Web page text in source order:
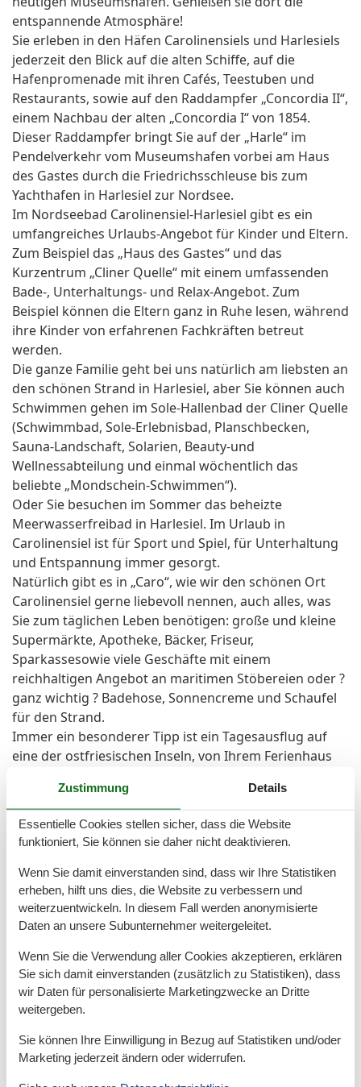
entspannende Atmosphäre!
Sie erleben in den Häfen Carolinensiels und Harlesiels
jederzeit den Blick auf die alten Schiffe, auf die
Hafenpromenade mit ihren Cafés, Teestuben und
Restaurants, sowie auf den Raddampfer „Concordia II“,
einem Nachbau der alten „Concordia I“ von 1854.
Dieser Raddampfer bringt Sie auf der „Harle“ im
Pendelverkehr vom Museumshafen vorbei am Haus
des Gastes durch die Friedrichsschleuse bis zum
Yachthafen in Harlesiel zur Nordsee.
Im Nordseebad Carolinensiel-Harlesiel gibt es ein
umfangreiches Urlaubs-Angebot für Kinder und Eltern.
Zum Beispiel das „Haus des Gastes“ und das
Kurzentrum „Cliner Quelle“ mit einem umfassenden
Bade-, Unterhaltungs- und Relax-Angebot. Zum
Beispiel können die Eltern ganz in Ruhe lesen, während
ihre Kinder von erfahrenen Fachkräften betreut
werden.
Die ganze Familie geht bei uns natürlich am liebsten an
den schönen Strand in Harlesiel, aber Sie können auch
Schwimmen gehen im Sole-Hallenbad der Cliner Quelle
(Schwimmbad, Sole-Erlebnisbad, Planschbecken,
Sauna-Landschaft, Solarien, Beauty-und
Wellnessabteilung und einmal wöchentlich das
beliebte „Mondschein-Schwimmen“).
Oder Sie besuchen im Sommer das beheizte
Meerwasserfreibad in Harlesiel. Im Urlaub in
Carolinensiel ist für Sport und Spiel, für Unterhaltung
und Entspannung immer gesorgt.
Natürlich gibt es in „Caro“, wie wir den schönen Ort
Carolinensiel gerne liebevoll nennen, auch alles, was
Sie zum täglichen Leben benötigen: große und kleine
Supermärkte, Apotheke, Bäcker, Friseur,
Sparkassesowie viele Geschäfte mit einem
reichhaltigen Angebot an maritimen Stöbereien oder ?
ganz wichtig ? Badehose, Sonnencreme und Schaufel
für den Strand.
Immer ein besonderer Tipp ist ein Tagesausflug auf
eine der ostfriesischen Inseln, von Ihrem Ferienhaus
seinem schönen Leuchtturm. Oder Sie starten einfach
mal von unserem kleinen Flugplatz aus zu einem
Rundflug über Deiche, Nordsee und Inseln:
Ein unvergesslicher Urlaub an der Nordsee erwartet
Sie!
Herzlich willkommen an der Nordsee im Nordseebad
mit den drei Häfen! Herzlich willkommen in
Carolinensiel und Harlesiel!
Größe ca. 69 Quadratmeter, Wohnzimmer, Küche,
Esszimmer, Schlafzimmer, zweites separates
Schlafzimmer/Kinderzimmer, Badezimmer mit Dusche,
Waschtisch, Erdgeschoss, Obergeschoss, Terrasse,
Koffer-/Abstellraum, optimal für 2 bis 4 Personen und
Zustimmung Details
Essentielle Cookies stellen sicher, dass die Website
funktioniert, Sie können sie daher nicht deaktivieren.
Wenn Sie damit einverstanden sind, dass wir Ihre Statistiken
erheben, hilft uns dies, die Website zu verbessern und
weiterzuentwickeln. In diesem Fall werden anonymisierte
Daten an unsere Subunternehmer weitergeleitet.
Wenn Sie die Verwendung aller Cookies akzeptieren, erklären
Sie sich damit einverstanden (zusätzlich zu Statistiken), dass
wir Daten für personalisierte Marketingzwecke an Dritte
weitergeben.
Sie können Ihre Einwilligung in Bezug auf Statistiken und/oder
Marketing jederzeit ändern oder widerrufen.